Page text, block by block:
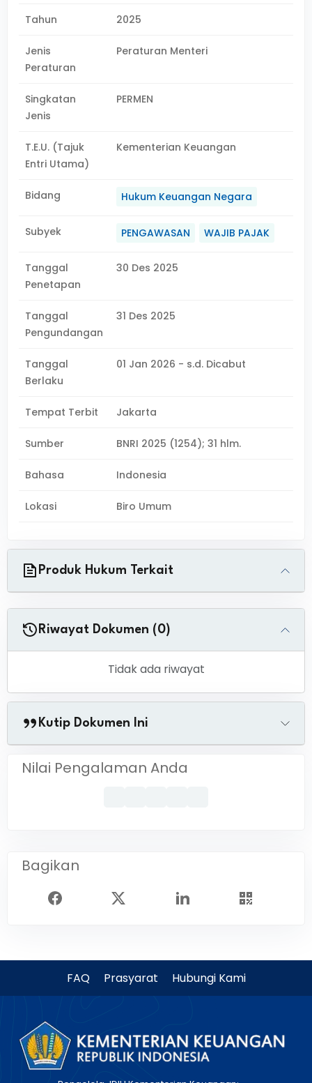
Tahun 2025
Jenis
Peraturan
Peraturan Menteri
Singkatan
Jenis
PERMEN
T.E.U. (Tajuk
Entri Utama)
Kementerian Keuangan
Bidang Hukum Keuangan Negara
Subyek PENGAWASAN WAJIB PAJAK
Tanggal
Penetapan
30 Des 2025
Tanggal
Pengundangan
31 Des 2025
Tanggal
Berlaku
01 Jan 2026 - s.d. Dicabut
Tempat Terbit Jakarta
Sumber BNRI 2025 (1254); 31 hlm.
Bahasa Indonesia
Lokasi Biro Umum
Produk Hukum Terkait
Riwayat Dokumen (0)
Tidak ada riwayat
Kutip Dokumen Ini
Nilai Pengalaman Anda
Bagikan
FAQ Prasyarat Hubungi Kami